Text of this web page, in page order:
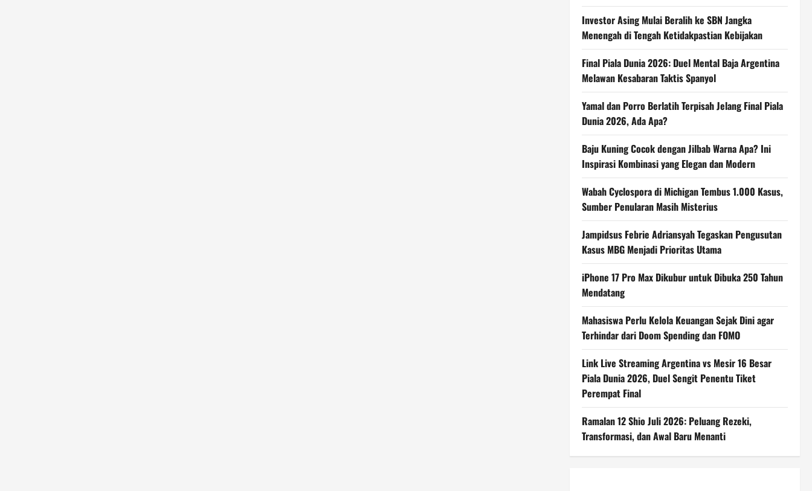
Investor Asing Mulai Beralih ke SBN Jangka
Menengah di Tengah Ketidakpastian Kebijakan
Final Piala Dunia 2026: Duel Mental Baja Argentina
Melawan Kesabaran Taktis Spanyol
Yamal dan Porro Berlatih Terpisah Jelang Final Piala
Dunia 2026, Ada Apa?
Baju Kuning Cocok dengan Jilbab Warna Apa? Ini
Inspirasi Kombinasi yang Elegan dan Modern
Wabah Cyclospora di Michigan Tembus 1.000 Kasus,
Sumber Penularan Masih Misterius
Jampidsus Febrie Adriansyah Tegaskan Pengusutan
Kasus MBG Menjadi Prioritas Utama
iPhone 17 Pro Max Dikubur untuk Dibuka 250 Tahun
Mendatang
Mahasiswa Perlu Kelola Keuangan Sejak Dini agar
Terhindar dari Doom Spending dan FOMO
Link Live Streaming Argentina vs Mesir 16 Besar
Piala Dunia 2026, Duel Sengit Penentu Tiket
Perempat Final
Ramalan 12 Shio Juli 2026: Peluang Rezeki,
Transformasi, dan Awal Baru Menanti